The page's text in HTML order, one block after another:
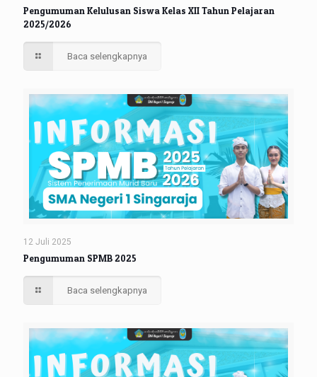
Pengumuman Kelulusan Siswa Kelas XII Tahun Pelajaran
2025/2026
Baca selengkapnya
12 Juli 2025
Pengumuman SPMB 2025
Baca selengkapnya